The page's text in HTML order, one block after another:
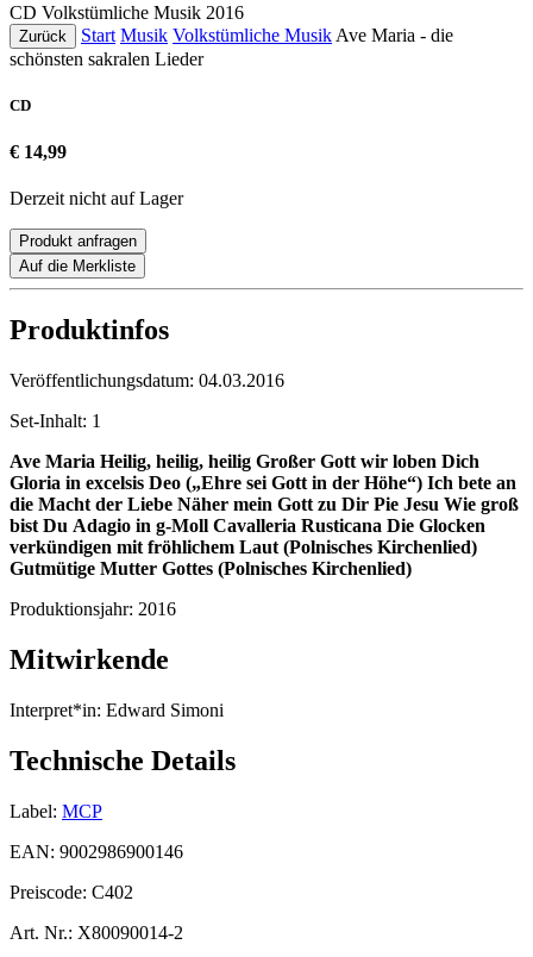
CD Volkstümliche Musik 2016
Zurück Start Musik Volkstümliche Musik Ave Maria - die
schönsten sakralen Lieder
CD
€ 14,99
Derzeit nicht auf Lager
Produkt anfragen
Auf die Merkliste
Produktinfos
Veröffentlichungsdatum: 04.03.2016
Set-Inhalt: 1
Ave Maria Heilig, heilig, heilig Großer Gott wir loben Dich
Gloria in excelsis Deo („Ehre sei Gott in der Höhe“) Ich bete an
die Macht der Liebe Näher mein Gott zu Dir Pie Jesu Wie groß
bist Du Adagio in g-Moll Cavalleria Rusticana Die Glocken
verkündigen mit fröhlichem Laut (Polnisches Kirchenlied)
Gutmütige Mutter Gottes (Polnisches Kirchenlied)
Produktionsjahr: 2016
Mitwirkende
Interpret*in: Edward Simoni
Technische Details
Label: MCP
EAN: 9002986900146
Preiscode: C402
Art. Nr.: X80090014-2